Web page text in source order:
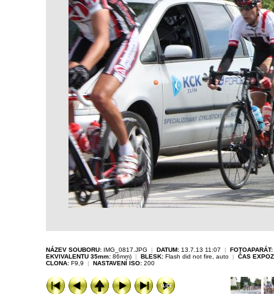
NÁZEV SOUBORU: IMG_0817.JPG | DATUM: 13.7.13 11:07 | FOTOAPARÁT:
EKVIVALENTU 35mm: 86mm) | BLESK: Flash did not fire, auto |
ČAS
CLONA: F9,9 | NASTAVENÍ ISO: 200